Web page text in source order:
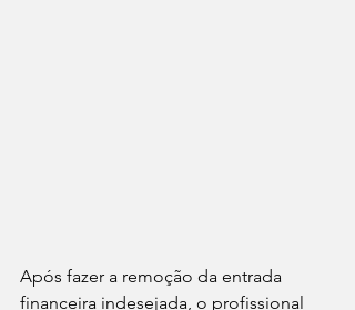
Após fazer a remoção da entrada
financeira indesejada, o profissional